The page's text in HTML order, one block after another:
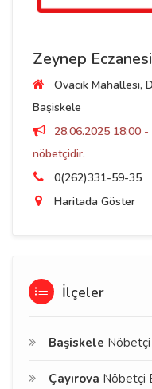
Zeynep Eczanesi
Ovacık Mahallesi,
Başiskele
28.06.2025 18:00 -
nöbetçidir.
0(262)331-59-35
Haritada Göster
İlçeler
Başiskele
Çayırova Nöbetçi